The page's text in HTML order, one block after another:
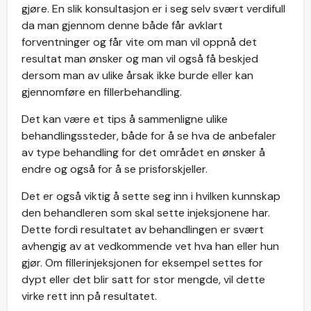
gjøre. En slik konsultasjon er i seg selv svært verdifull
da man gjennom denne både får avklart
forventninger og får vite om man vil oppnå det
resultat man ønsker og man vil også få beskjed
dersom man av ulike årsak ikke burde eller kan
gjennomføre en fillerbehandling.
Det kan være et tips å sammenligne ulike
behandlingssteder, både for å se hva de anbefaler
av type behandling for det området en ønsker å
endre og også for å se prisforskjeller.
Det er også viktig å sette seg inn i hvilken kunnskap
den behandleren som skal sette injeksjonene har.
Dette fordi resultatet av behandlingen er svært
avhengig av at vedkommende vet hva han eller hun
gjør. Om fillerinjeksjonen for eksempel settes for
dypt eller det blir satt for stor mengde, vil dette
virke rett inn på resultatet.